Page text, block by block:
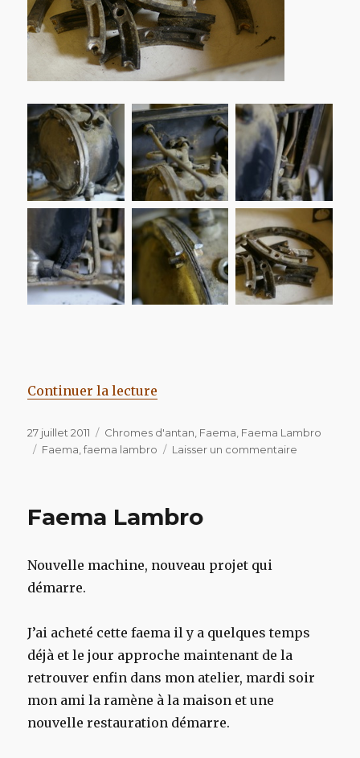
Continuer la lecture
Publié
le
27 juillet 2011 Catégories
Chromes d'antan Faema Faema Lambro
Étiquettes
Faema ,faema lambro Laisser un commentaire
Faema Lambro
Nouvelle machine, nouveau projet qui
démarre.
J’ai acheté cette faema il y a quelques temps
déjà et le jour approche maintenant de la
retrouver enfin dans mon atelier, mardi soir
mon ami la ramène à la maison et une
nouvelle restauration démarre.